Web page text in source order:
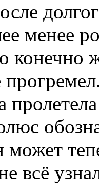
менее
конечно
всё